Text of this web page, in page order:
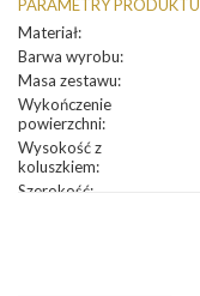
PARAMETRY PRODUKTU
Materiał:
Barwa wyrobu:
Masa zestawu:
Wykończenie
powierzchni:
Wysokość z
koluszkiem:
Szerokość: